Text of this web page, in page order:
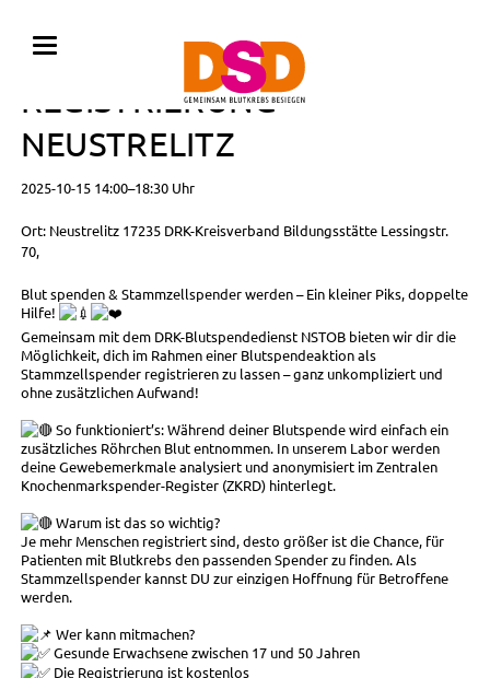
BLUTSPENDE MIT
REGISTRIERUNG •
NEUSTRELITZ
2025-10-15 14:00–18:30 Uhr
Ort: Neustrelitz 17235 DRK-Kreisverband Bildungsstätte Lessingstr.
70,
Blut spenden & Stammzellspender werden – Ein kleiner Piks, doppelte
Hilfe!
Gemeinsam mit dem DRK-Blutspendedienst NSTOB bieten wir dir die
Möglichkeit, dich im Rahmen einer Blutspendeaktion als
Stammzellspender registrieren zu lassen – ganz unkompliziert und
ohne zusätzlichen Aufwand!
So funktioniert’s: Während deiner Blutspende wird einfach ein
zusätzliches Röhrchen Blut entnommen. In unserem Labor werden
deine Gewebemerkmale analysiert und anonymisiert im Zentralen
Knochenmarkspender-Register (ZKRD) hinterlegt.
Warum ist das so wichtig?
Je mehr Menschen registriert sind, desto größer ist die Chance, für
Patienten mit Blutkrebs den passenden Spender zu finden. Als
Stammzellspender kannst DU zur einzigen Hoffnung für Betroffene
werden.
Wer kann mitmachen?
Gesunde Erwachsene zwischen 17 und 50 Jahren
Die Registrierung ist kostenlos